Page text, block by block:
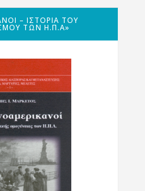
– ΙΣΤΟΡΊΑ ΤΟΥ
ΤΩΝ Η.Π.Α»